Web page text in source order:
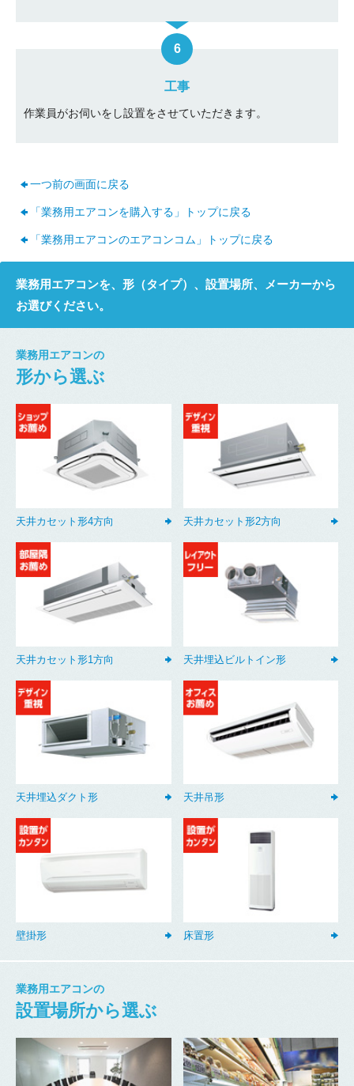
工事
作業員がお伺いをし設置をさせていただきます。
一つ前の画面に戻る
「業務用エアコンを購入する」トップに戻る
「業務用エアコンのエアコンコム」トップに戻る
業務用エアコンを、形（タイプ）、設置場所、メーカーから
お選びください。
業務用エアコンの
形から選ぶ
天井カセット形4方向 天井カセット形2方向
天井カセット形1方向 天井埋込ビルトイン形
天井埋込ダクト形 天井吊形
壁掛形 床置形
業務用エアコンの
設置場所から選ぶ